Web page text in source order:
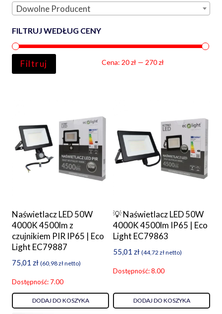
Dowolne Producent
FILTRUJ WEDŁUG CENY
Filtruj Cena: 20 zł — 270 zł
Naświetlacz LED 50W
4000K 4500lm z
czujnikiem PIR IP65 | Eco
Light EC79887
75,01 zł (60,98złnetto)
Dostępność: 7.00
DODAJ DO KOSZYKA
💡 Naświetlacz LED 50W
4000K 4500lm IP65 | Eco
Light EC79863
55,01 zł (44,72 złnetto)
Dostępność: 8.00
DODAJ DO KOSZYKA